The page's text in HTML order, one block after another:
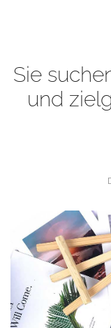
Sie
und